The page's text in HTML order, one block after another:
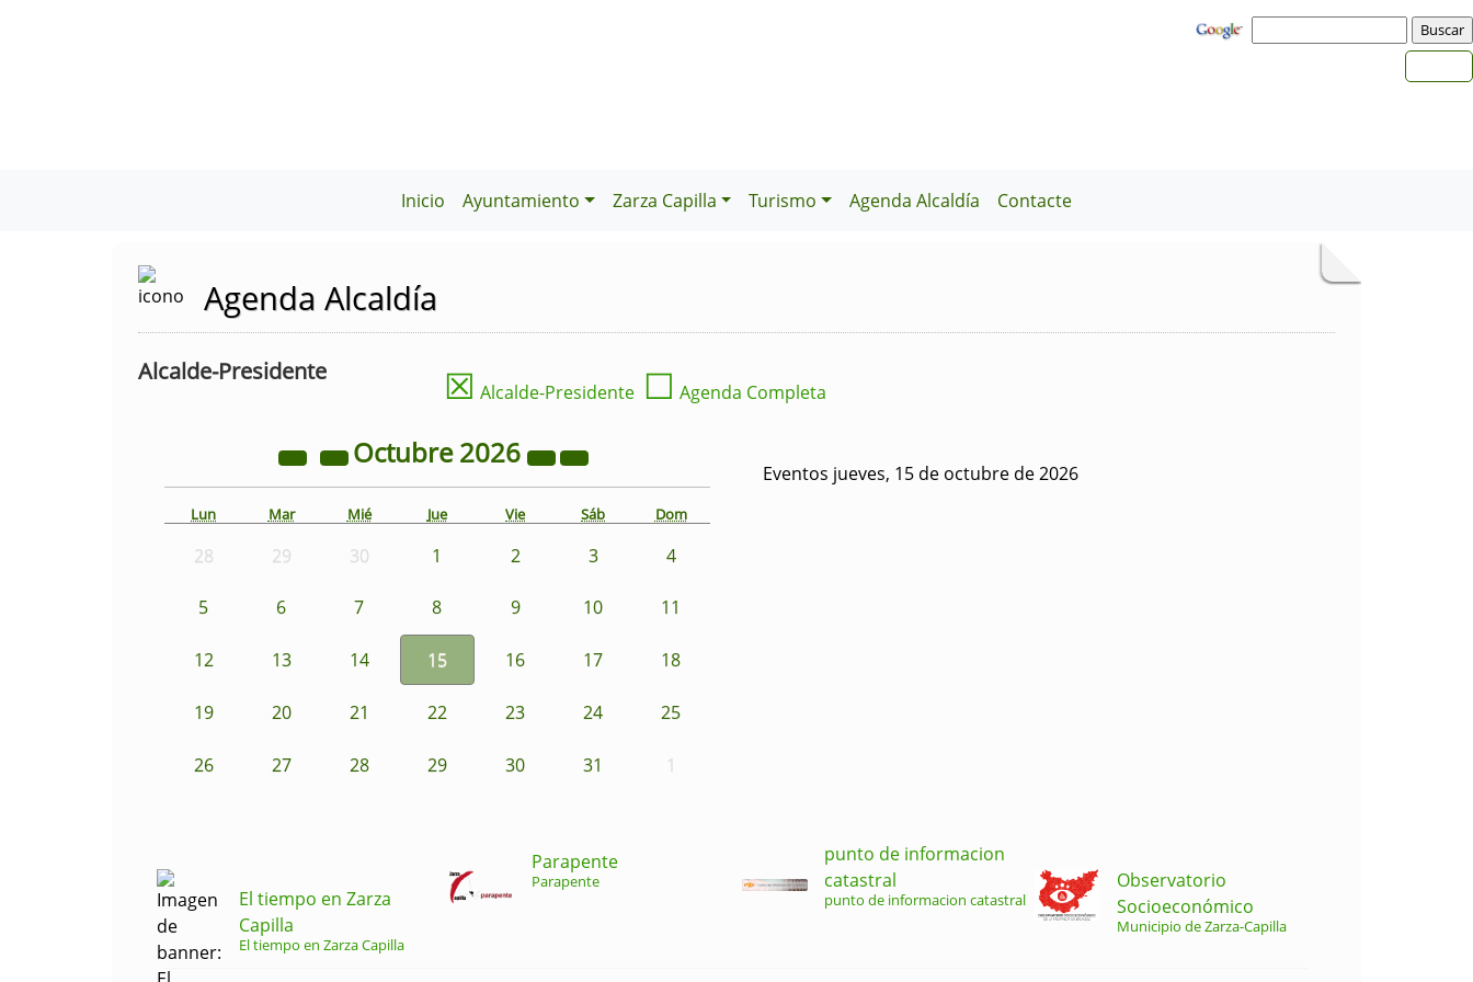
Inicio Ayuntamiento Zarza Capilla Turismo Agenda Alcaldía Contacte
Agenda Alcaldía
Alcalde-Presidente ☒ Alcalde-Presidente ☐ Agenda Completa
Octubre2026
Lun Mar Mié Jue Vie Sáb Dom
28 29 30 1 2 3 4
5 6 7 8 9 10 11
12 13 14 15 16 17 18
19 20 21 22 23 24 25
26 27 28 29 30 31 1
Eventos jueves, 15 de octubre de 2026
El tiempo en Zarza
Capilla
El tiempo en Zarza Capilla
Parapente
Parapente
punto de informacion
catastral
punto de informacion catastral
Observatorio
Socioeconómico
Municipio de Zarza-Capilla